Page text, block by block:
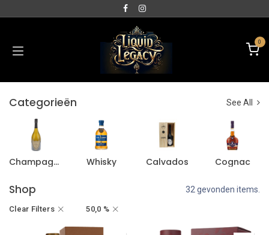
0
Categorieën See All
Champagne Whisky Calvados Cognac
Shop 32 gevonden items.
Clear Filters 50,0 %